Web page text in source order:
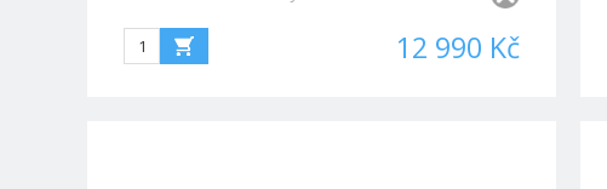
12 990 Kč